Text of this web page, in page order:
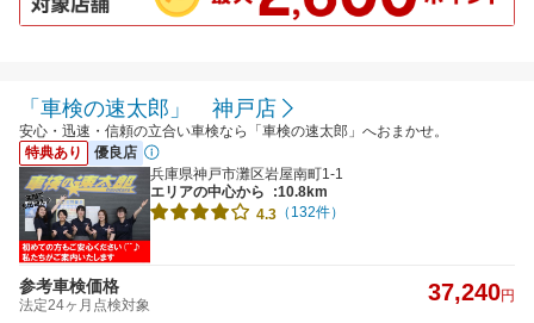
「車検の速太郎」 神戸店
安心・迅速・信頼の立合い車検なら「車検の速太郎」へおまかせ。
特典あり
優良店
兵庫県神戸市灘区岩屋南町1-1
エリアの中心から
:10.8km
4.3 （132件）
参考車検価格
法定24ヶ月点検対象 37,240円